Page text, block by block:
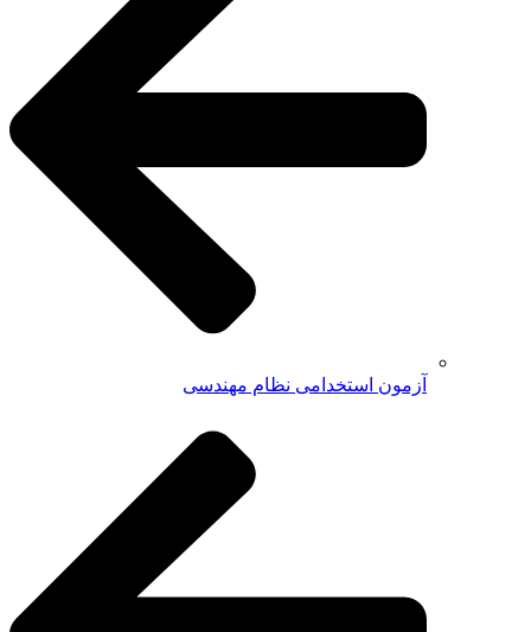
آزمون استخدامی نظام مهندسی